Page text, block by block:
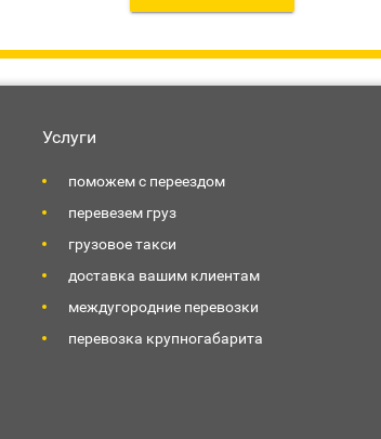
Услуги
поможем с переездом
перевезем груз
грузовое такси
доставка вашим клиентам
междугородние перевозки
перевозка крупногабарита